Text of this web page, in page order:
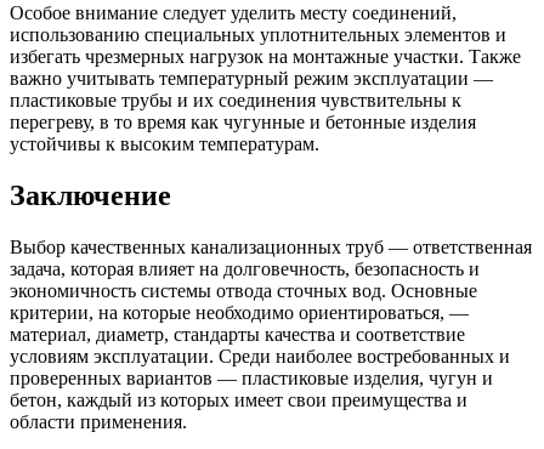
Особое внимание следует уделить месту соединений,
использованию специальных уплотнительных элементов и
избегать чрезмерных нагрузок на монтажные участки. Также
важно учитывать температурный режим эксплуатации —
пластиковые трубы и их соединения чувствительны к
перегреву, в то время как чугунные и бетонные изделия
устойчивы к высоким температурам.
Заключение
Выбор качественных канализационных труб — ответственная
задача, которая влияет на долговечность, безопасность и
экономичность системы отвода сточных вод. Основные
критерии, на которые необходимо ориентироваться, —
материал, диаметр, стандарты качества и соответствие
условиям эксплуатации. Среди наиболее востребованных и
проверенных вариантов — пластиковые изделия, чугун и
бетон, каждый из которых имеет свои преимущества и
области применения.